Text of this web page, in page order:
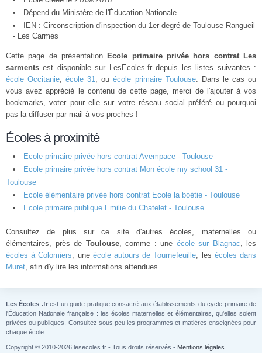
Dépend du Ministère de l'Éducation Nationale
IEN : Circonscription d'inspection du 1er degré de Toulouse Rangueil
- Les Carmes
Cette page de présentation Ecole primaire privée hors contrat Les
sarments est disponible sur LesEcoles.fr depuis les listes suivantes :
école Occitanie,école 31, ouécole primaire Toulouse. Dans le cas ou
vous avez apprécié le contenu de cette page, merci de l'ajouter à vos
bookmarks, voter pour elle sur votre réseau social préféré ou pourquoi
pas la diffuser par mail à vos proches !
Écoles à proximité
Ecole primaire privée hors contrat Avempace - Toulouse
Ecole primaire privée hors contrat Mon école my school 31 -
Toulouse
Ecole élémentaire privée hors contrat Ecole la boétie - Toulouse
Ecole primaire publique Emilie du Chatelet - Toulouse
Consultez de plus sur ce site d'autres écoles, maternelles ou
élémentaires, près de Toulouse, comme : une école sur Blagnac, les
écoles à Colomiers, une école autours de Tournefeuille, les écoles dans
Muret, afin d'y lire les informations attendues.
Les Écoles .frest un guide pratique consacré aux établissements du cycle primaire de
l'Éducation Nationale française : les écoles maternelles et élémentaires, qu'elles soient
privées ou publiques. Consultez sous peu les programmes et matières enseignées pour
chaque école.
Copyright © 2010-2026 lesecoles.fr - Tous droits réservés - Mentions légales